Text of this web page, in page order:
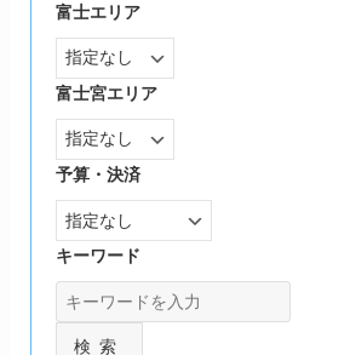
富士エリア
富士宮エリア
予算・決済
キーワード
検索